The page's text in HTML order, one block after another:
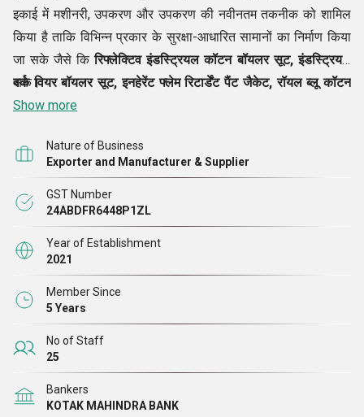
इकाई में मशीनरी, उपकरण और उपकरण की नवीनतम तकनीक को शामिल
किया है ताकि विभिन्न प्रकार के सुरक्षा-आधारित सामानों का निर्माण किया
जा सके जैसे किरिफ्लेक्टिव इंडस्ट्रियल कॉटन बॉयलर सूट, इंडस्ट्रियल
वर्क वियर बॉयलर सूट, इनहेरेंट फ्लेम रिटार्डेंट पैंट जैकेट, रॉयल ब्लू कॉटन
कवरॉल, ऑरेंज इंडस्ट्रियल कॉटन कवरॉल, फ्लेम रिटार्डेंट कवर ऑल सेट,
बड़ी सटीकता के साथ किए जाएं और प्रत्येक उत्पाद उच्चतम गुणवत्ता मानकों
को पूरा करे। हमारे पास एक वेयरहाउस सुविधा भी है जहां उत्पादों को
व्यवस्थित रूप से रखा जाता है ताकि बाजार की मांग आने पर उन्हें जल्दी से ले
जाया जा
सके।
Show more
Nature of Business
Exporter and Manufacturer & Supplier
GST Number
24ABDFR6448P1ZL
Year of Establishment
2021
Member Since
5 Years
No of Staff
25
Bankers
KOTAK MAHINDRA BANK